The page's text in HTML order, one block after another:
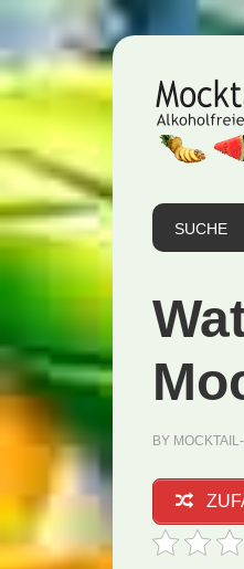
Hauptnavigation
springen
Inhalt
springen
Seitenspalte
springen
SUCHE
BY